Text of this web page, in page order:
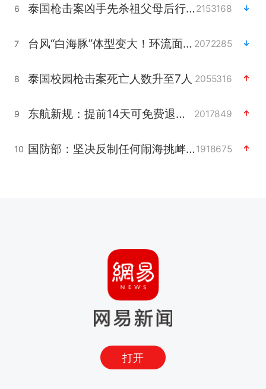
6 泰国枪击案凶手先杀祖父母后行凶2153168
7 台风“白海豚”体型变大！环流面积接近13个浙江那么大 2072285
8 泰国校园枪击案死亡人数升至7人 2055316
9 东航新规：提前14天可免费退改签 2017849
10 国防部：坚决反制任何闹海挑衅图谋1918675
打开